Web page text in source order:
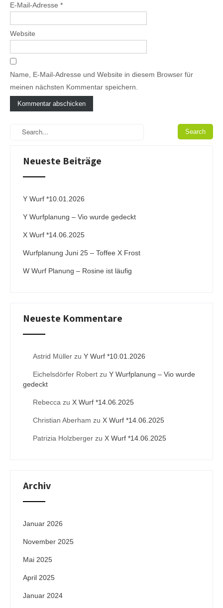
E-Mail-Adresse *
Website
Name, E-Mail-Adresse und Website in diesem Browser für
meinen nächsten Kommentar speichern.
Neueste Beiträge
Y Wurf *10.01.2026
Y Wurfplanung – Vio wurde gedeckt
X Wurf *14.06.2025
Wurfplanung Juni 25 – Toffee X Frost
W Wurf Planung – Rosine ist läufig
Neueste Kommentare
Astrid Müller zu Y Wurf *10.01.2026
Eichelsdörfer Robert zu Y Wurfplanung – Vio wurde
gedeckt
Rebecca zu X Wurf *14.06.2025
Christian Aberham zu X Wurf *14.06.2025
Patrizia Holzberger zu X Wurf *14.06.2025
Archiv
Januar 2026
November 2025
Mai 2025
April 2025
Januar 2024